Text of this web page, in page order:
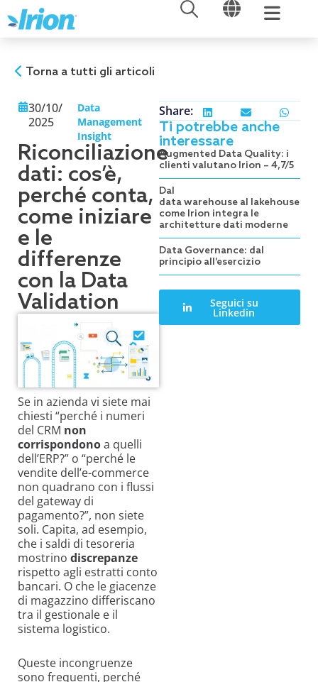
al
contenuto
APRI APRI
Torna a tutti gli articoli
30/10/
2025
Data
Management
Insight
Riconciliazione
dati: cos’è,
perché conta,
come iniziare
e le
differenze
con la Data
Validation
Se in azienda vi siete mai
chiesti “perché i numeri
del CRM non
corrispondonoa quelli
dell’ERP?” o “perché le
vendite dell’e-commerce
non quadrano con i flussi
del gateway di
pagamento?”, non siete
soli. Capita, ad esempio,
che i saldi di tesoreria
mostrino discrepanze
rispetto agli estratti conto
bancari. O che le giacenze
di magazzino differiscano
tra il gestionale e il
sistema logistico.
Queste incongruenze
sono frequenti, perché
Share:
Ti potrebbe anche
interessare
Augmented Data Quality: i
clienti valutano Irion – 4,7/5
Dal
data warehouse al lakehouse:
come Irion integra le
architetture dati moderne
Data Governance: dal
principio all’esercizio
Seguici su
Linkedin